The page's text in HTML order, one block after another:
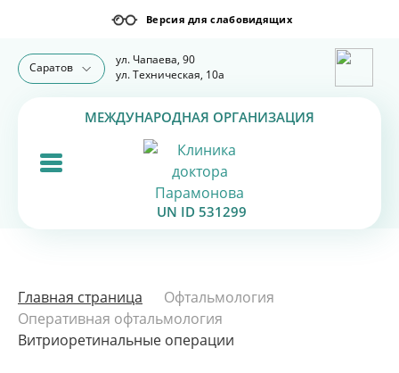
Саратов
ул. Чапаева, 90
ул. Техническая, 10а
МЕЖДУНАРОДНАЯ ОРГАНИЗАЦИЯ
UN ID 531299
Главная страница
Офтальмология
Оперативная офтальмология
Витриоретинальные операции